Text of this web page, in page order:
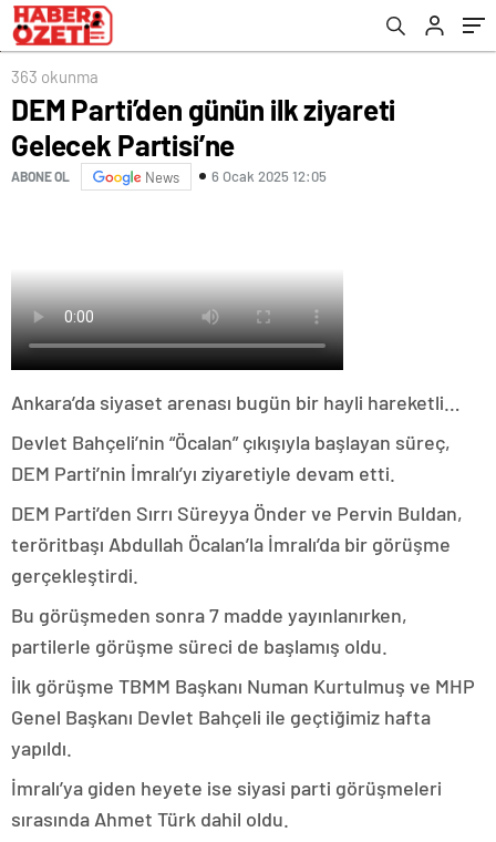
363 okunma
DEM Parti’den günün ilk ziyareti
Gelecek Partisi’ne
ABONE OL News 6 Ocak 2025 12:05
Ankara’da siyaset arenası bugün bir hayli hareketli…
Devlet Bahçeli’nin “Öcalan” çıkışıyla başlayan süreç,
DEM Parti’nin İmralı’yı ziyaretiyle devam etti.
DEM Parti’den Sırrı Süreyya Önder ve Pervin Buldan,
teröritbaşı Abdullah Öcalan’la İmralı’da bir görüşme
gerçekleştirdi.
Bu görüşmeden sonra 7 madde yayınlanırken,
partilerle görüşme süreci de başlamış oldu.
İlk görüşme TBMM Başkanı Numan Kurtulmuş ve MHP
Genel Başkanı Devlet Bahçeli ile geçtiğimiz hafta
yapıldı.
İmralı’ya giden heyete ise siyasi parti görüşmeleri
sırasında Ahmet Türk dahil oldu.